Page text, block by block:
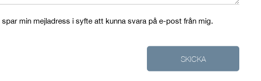
min mejladress i syfte att kunna svara på e-post från mig.